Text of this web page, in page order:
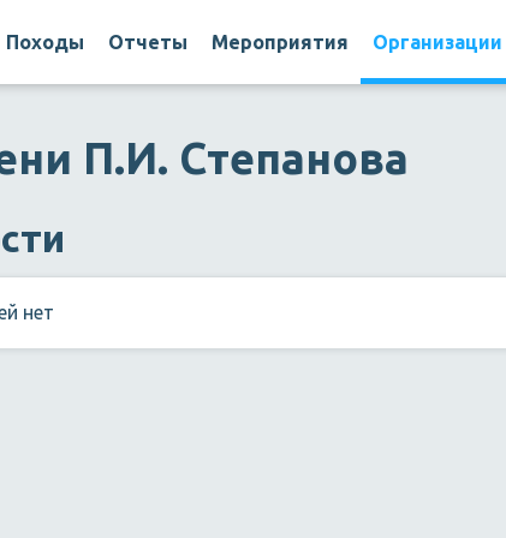
Походы Отчеты Мероприятия Организации
П.И. Степанова
нет